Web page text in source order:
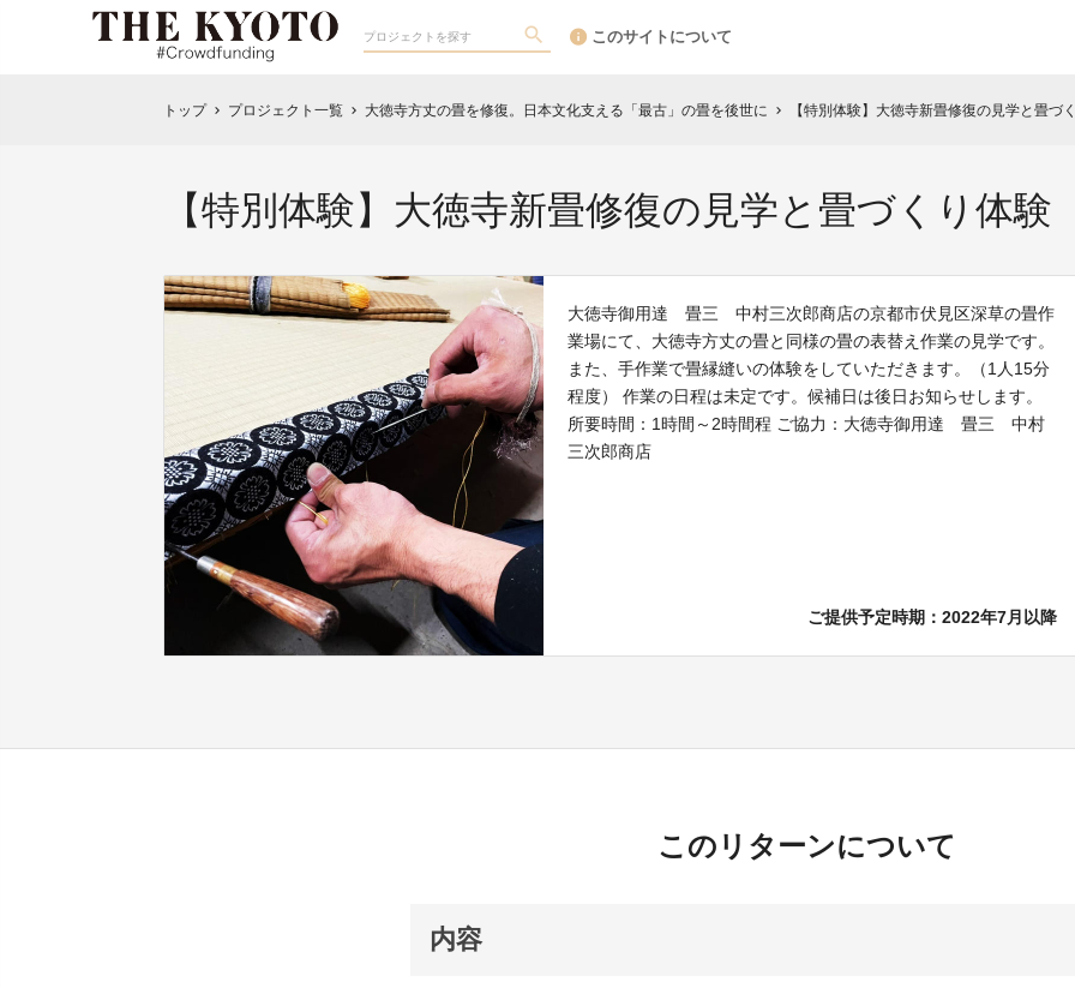
このサイトについて
トップ chevron_right プロジェクト一覧 chevron_right 大徳寺方丈の畳を修復。日本文化支える「最古」の畳を後世に chevron_right 【特別体験】大徳寺新畳修復の見学と畳づ
【特別体験】大徳寺新畳修復の見学と畳づくり体験
大徳寺御用達 畳三 中村三次郎商店の京都市伏見区深草の畳作
業場にて、大徳寺方丈の畳と同様の畳の表替え作業の見学です。
また、手作業で畳縁縫いの体験をしていただきます。（1人15分
程度） 作業の日程は未定です。候補日は後日お知らせします。
所要時間：1時間～2時間程 ご協力：大徳寺御用達 畳三 中村
三次郎商店
ご提供予定時期：2022年7月以降
このリターンについて
内容